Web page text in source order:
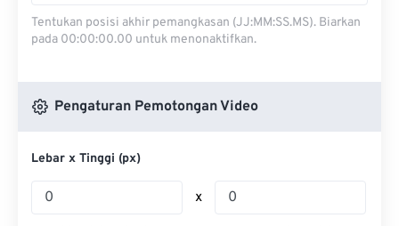
Tentukan posisi akhir pemangkasan (JJ:MM:SS.MS). Biarkan
pada 00:00:00.00 untuk menonaktifkan.
Pengaturan Pemotongan Video
Lebar x Tinggi (px)
x